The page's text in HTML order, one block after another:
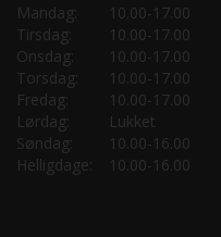
Mandag:
10.00-17.00
Tirsdag:
10.00-17.00
Onsdag:
10.00-17.00
Torsdag:
10.00-17.00
Fredag:
10.00-17.00
Lørdag:
Lukket
Søndag:
10.00-16.00
Helligdage:
10.00-16.00